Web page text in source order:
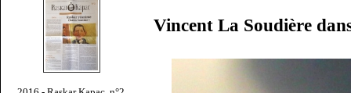
Vincent La Soudière